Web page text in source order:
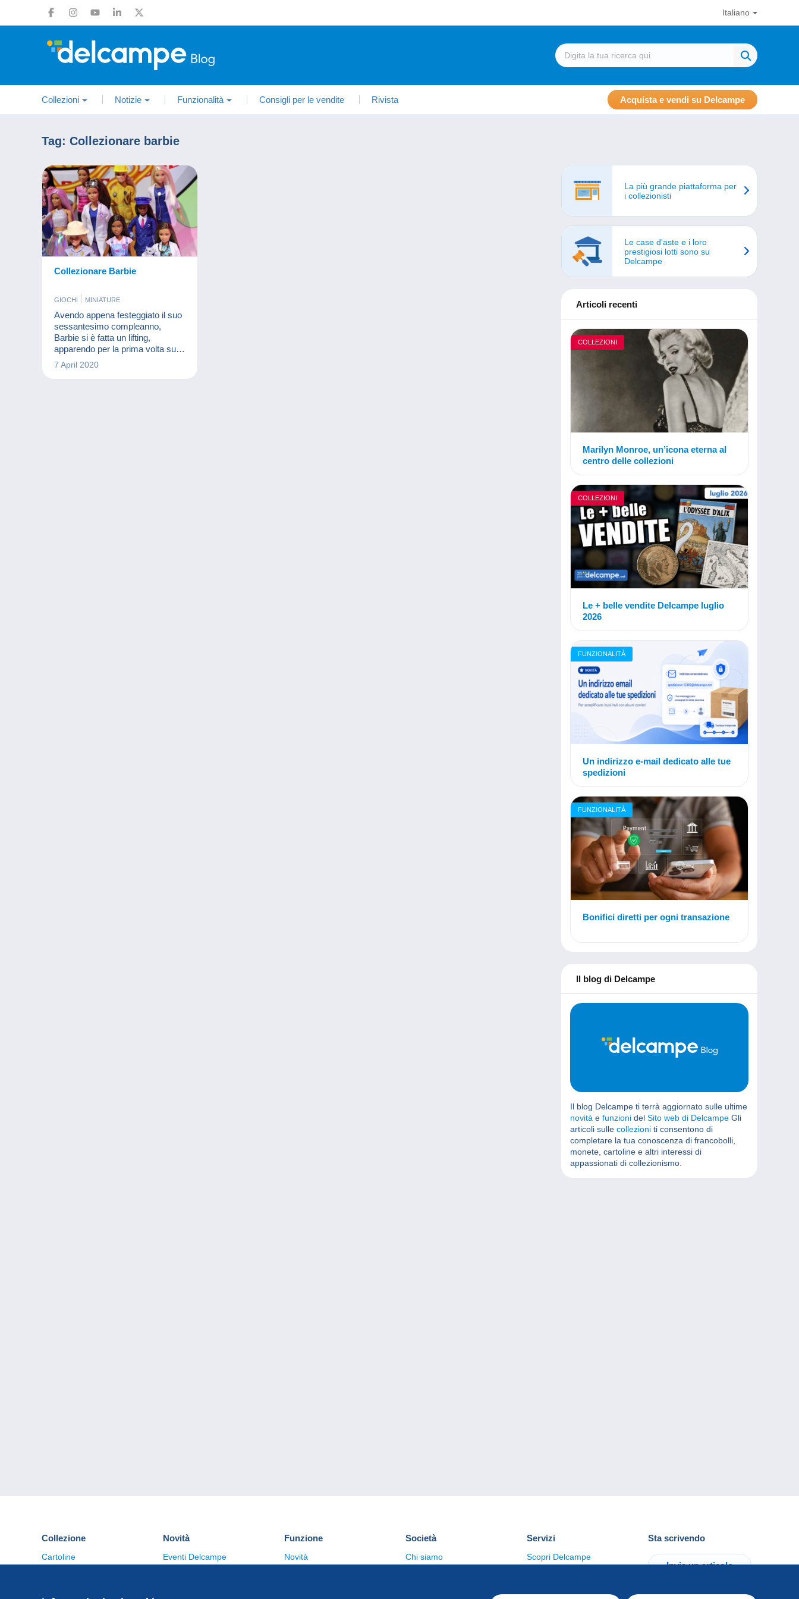
Italiano
Collezioni Notizie Funzionalità Consigli per le vendite Rivista Acquista e vendi su Delcampe
Tag: Collezionare barbie
Collezionare Barbie
GIOCHI MINIATURE
Avendo appena festeggiato il suo
sessantesimo compleanno,
Barbie si è fatta un lifting,
apparendo per la prima volta sul
grande schermo interpretata da
un'attrice! Quindi aveva
7 April 2020
La più grande piattaforma per
i collezionisti
Le case d'aste e i loro
prestigiosi lotti sono su
Delcampe
Articoli recenti
COLLEZIONI
Marilyn Monroe, un’icona eterna al
centro delle collezioni
COLLEZIONI
Le + belle vendite Delcampe luglio
2026
FUNZIONALITÀ
Un indirizzo e-mail dedicato alle tue
spedizioni
FUNZIONALITÀ
Bonifici diretti per ogni transazione
Il blog di Delcampe
Il blog Delcampe ti terrà aggiornato sulle ultime
novità e funzioni del Sito web di Delcampe Gli
articoli sulle collezioni ti consentono di
completare la tua conoscenza di francobolli,
monete, cartoline e altri interessi di
appassionati di collezionismo.
Collezione
Cartoline
Novità
Eventi Delcampe
Funzione
Novità
Società
Chi siamo
Servizi
Scopri Delcampe
Sta scrivendo
Invia un articolo